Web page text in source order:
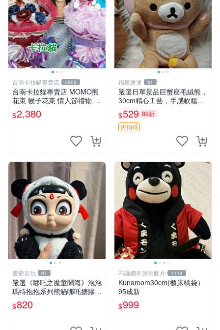
台南卡拉貓專賣店 5902
台南卡拉貓專賣店 MOMO熊
花束 猴子花束 情人節禮物 二
選一 可繡字 可今天寄明天到
$2,380
福運連連 31
嚴選日單景品巨蟹座毛絨熊，
30cm精心工藝，手感軟糯推
薦收藏送人 巨蟹座 毛絨玩具
精緻做工
$529 89折
折扣碼
董爺古玩 61
嚴選《哪吒之魔童鬧海》泡泡
瑪特抱抱系列熊貓哪吒搪膠臉
毛絨， STATE：如圖顯示 哪
吒 毛絨公仔 泡泡瑪特
$820
不議價不另拍圖片 1114
Kunamom30cm(櫃床橘袋）
95成新
$999